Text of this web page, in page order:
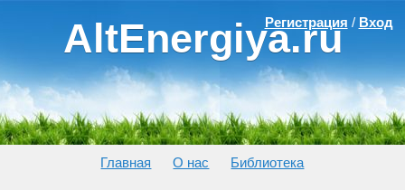
AltEnergiya.ru
Регистрация / Вход
Главная О нас Библиотека